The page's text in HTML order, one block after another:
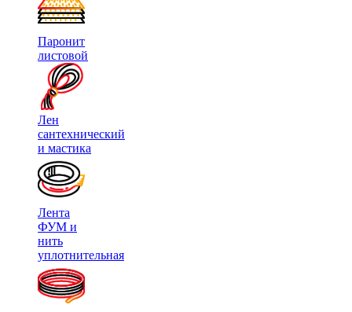
Паронит
листовой
Лен
сантехнический
и мастика
Лента
ФУМ и
нить
уплотнительная